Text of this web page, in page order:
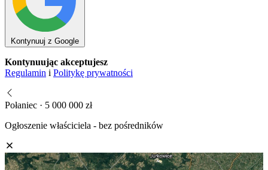
Kontynuuj z Google
Kontynuując akceptujesz
Regulamin i Politykę prywatności
Połaniec · 5 000 000 zł
Ogłoszenie właściciela - bez pośredników